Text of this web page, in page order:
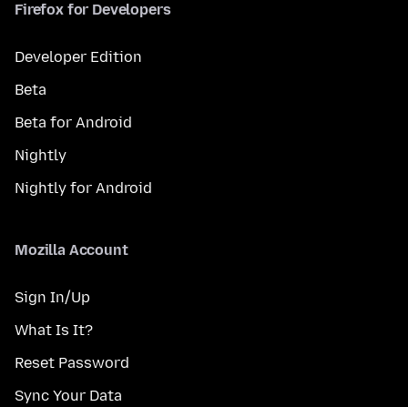
Firefox for Developers
Developer Edition
Beta
Beta for Android
Nightly
Nightly for Android
Mozilla Account
Sign In/Up
What Is It?
Reset Password
Sync Your Data